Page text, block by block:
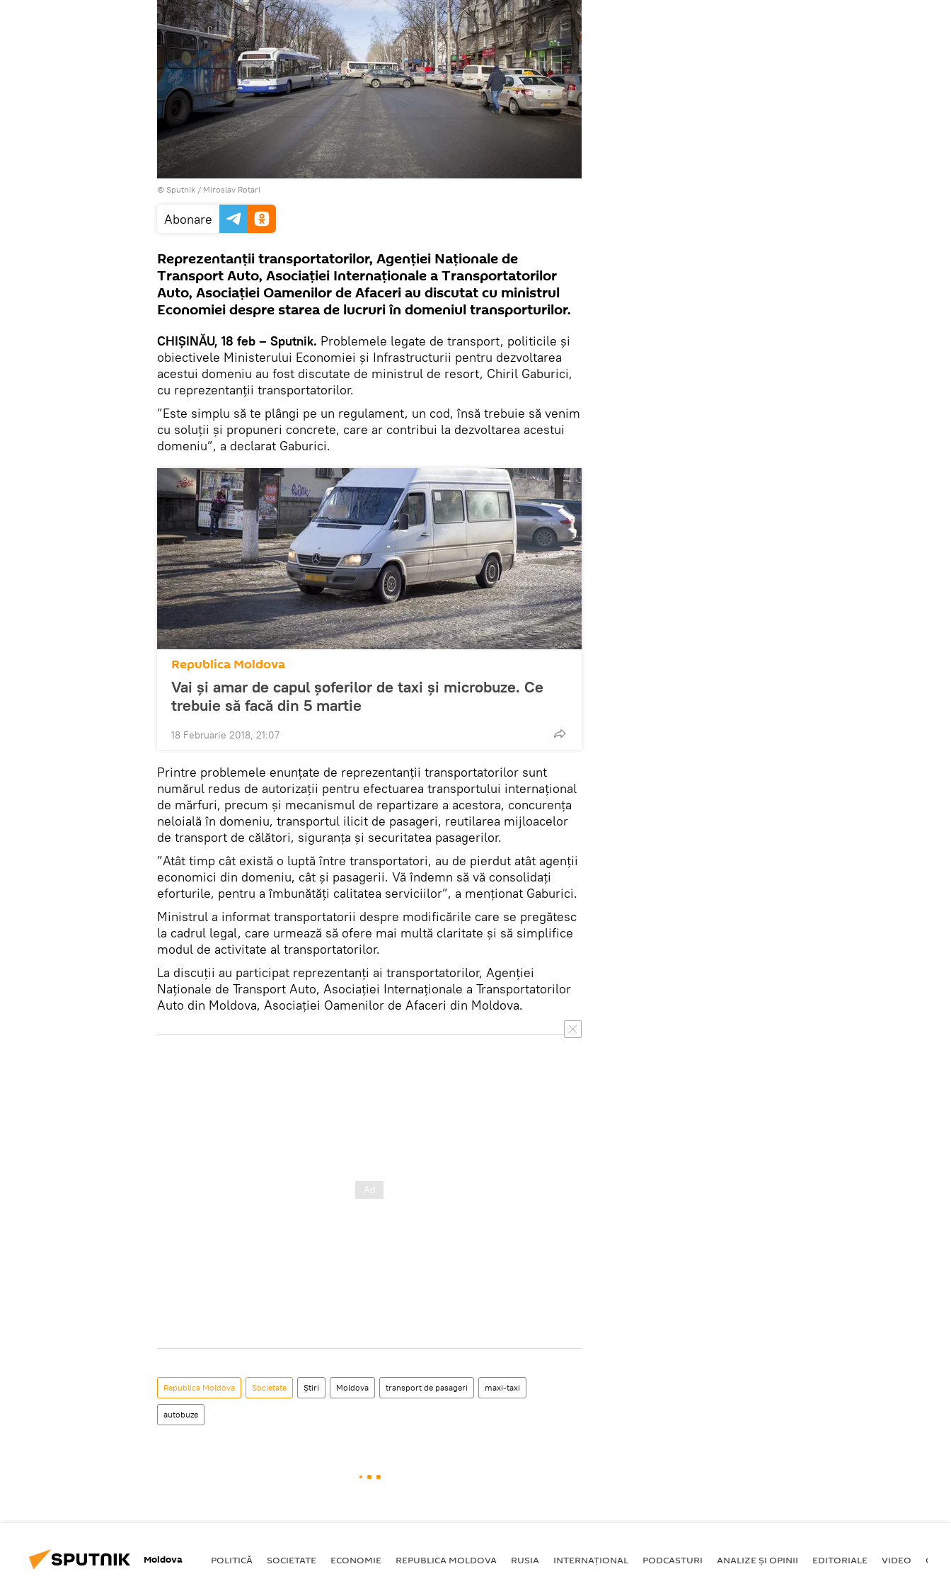
© Sputnik / Miroslav Rotari
Abonare
Reprezentanții transportatorilor, Agenției Naționale de
Transport Auto, Asociației Internaționale a Transportatorilor
Auto, Asociației Oamenilor de Afaceri au discutat cu ministrul
Economiei despre starea de lucruri în domeniul transporturilor.
CHIȘINĂU, 18 feb – Sputnik. Problemele legate de transport, politicile și
obiectivele Ministerului Economiei și Infrastructurii pentru dezvoltarea
acestui domeniu au fost discutate de ministrul de resort, Chiril Gaburici,
cu reprezentanții transportatorilor.
”Este simplu să te plângi pe un regulament, un cod, însă trebuie să venim
cu soluții și propuneri concrete, care ar contribui la dezvoltarea acestui
domeniu”, a declarat Gaburici.
Republica Moldova
Vai și amar de capul șoferilor de taxi și microbuze. Ce
trebuie să facă din 5 martie
18 Februarie 2018, 21:07
Printre problemele enunțate de reprezentanții transportatorilor sunt
numărul redus de autorizații pentru efectuarea transportului internațional
de mărfuri, precum și mecanismul de repartizare a acestora, concurența
neloială în domeniu, transportul ilicit de pasageri, reutilarea mijloacelor
de transport de călători, siguranța și securitatea pasagerilor.
”Atât timp cât există o luptă între transportatori, au de pierdut atât agenții
economici din domeniu, cât și pasagerii. Vă îndemn să vă consolidați
eforturile, pentru a îmbunătăți calitatea serviciilor”, a menționat Gaburici.
Ministrul a informat transportatorii despre modificările care se pregătesc
la cadrul legal, care urmează să ofere mai multă claritate și să simplifice
modul de activitate al transportatorilor.
La discuții au participat reprezentanți ai transportatorilor, Agenției
Naționale de Transport Auto, Asociației Internaționale a Transportatorilor
Auto din Moldova, Asociației Oamenilor de Afaceri din Moldova.
Republica Moldova Societate Știri Moldova transport de pasageri maxi-taxi
autobuze
Moldova POLITICĂ SOCIETATE ECONOMIE REPUBLICA MOLDOVA RUSIA INTERNAȚIONAL PODCASTURI ANALIZE ȘI OPINII EDITORIALE VIDEO